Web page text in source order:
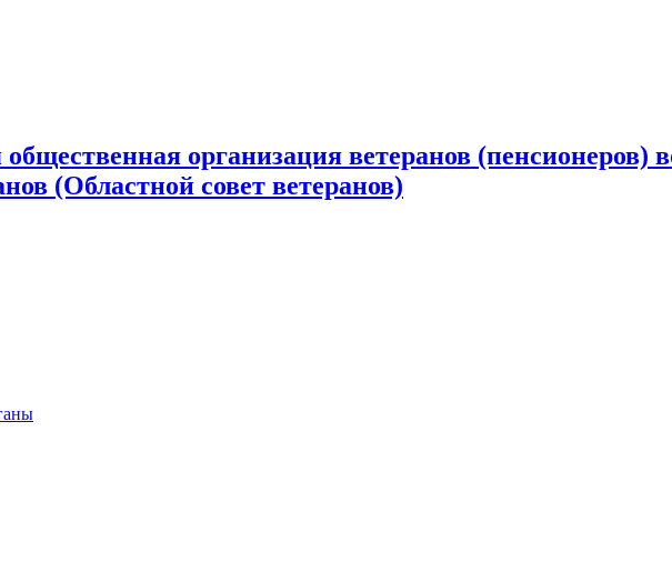
организация ветеранов
(Областной совет ветеранов)